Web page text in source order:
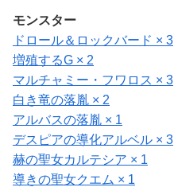
モンスター
ドロール＆ロックバード × 3
増殖するG × 2
マルチャミー・フワロス × 3
白き竜の落胤 × 2
アルバスの落胤 × 1
デスピアの導化アルベル × 3
赫の聖女カルテシア × 1
導きの聖女クエム × 1